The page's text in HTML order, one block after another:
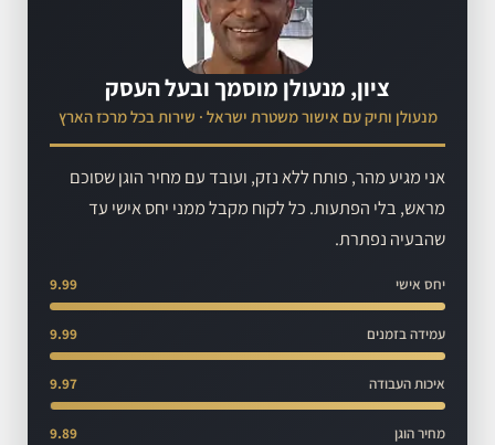
ציון, מנעולן מוסמך ובעל העסק
מנעולן ותיק עם אישור משטרת ישראל · שירות בכל מרכז הארץ
אני מגיע מהר, פותח ללא נזק, ועובד עם מחיר הוגן שסוכם
מראש, בלי הפתעות. כל לקוח מקבל ממני יחס אישי עד
שהבעיה נפתרת.
יחס אישי 9.99
עמידה בזמנים 9.99
איכות העבודה 9.97
מחיר הוגן 9.89